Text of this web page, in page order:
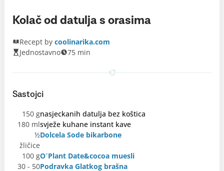
Kolač od datulja s orasima
Recept by coolinarika.com
Jednostavno
75 min
Sastojci
150 gnasjeckanih datulja bez koštica
180 mlsvježe kuhane instant kave
½
žličice
Dolcela Sode bikarbone
100 gO´Plant Date&cocoa muesli
30 - 50Podravka Glatkog brašna